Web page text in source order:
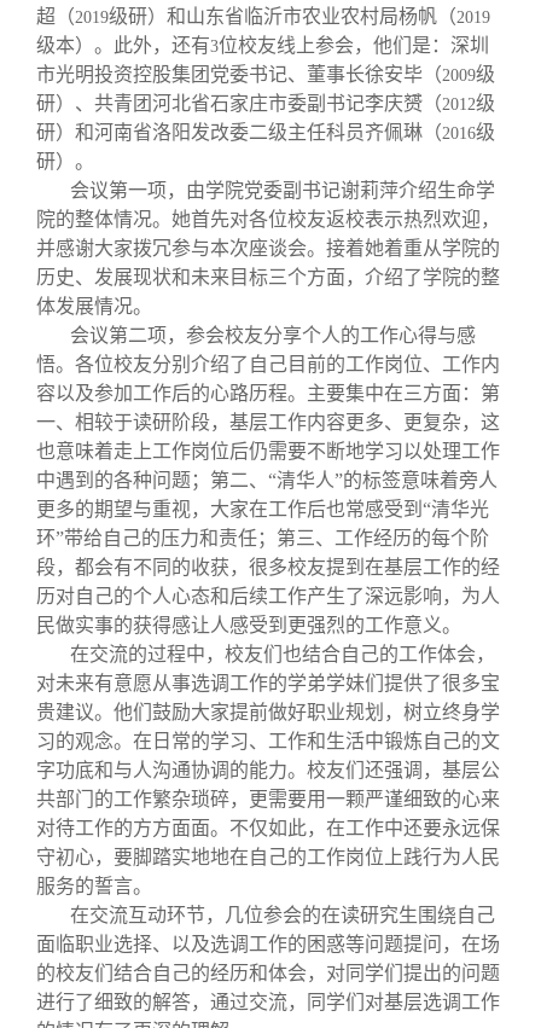
超（2019级研）和山东省临沂市农业农村局杨帆（2019
级本）。此外，还有3位校友线上参会，他们是：深圳
市光明投资控股集团党委书记、董事长徐安毕（2009级
研）、共青团河北省石家庄市委副书记李庆赟（2012级
研）和河南省洛阳发改委二级主任科员齐佩琳（2016级
研）。
会议第一项，由学院党委副书记谢莉萍介绍生命学
院的整体情况。她首先对各位校友返校表示热烈欢迎，
并感谢大家拨冗参与本次座谈会。接着她着重从学院的
历史、发展现状和未来目标三个方面，介绍了学院的整
体发展情况。
会议第二项，参会校友分享个人的工作心得与感
悟。各位校友分别介绍了自己目前的工作岗位、工作内
容以及参加工作后的心路历程。主要集中在三方面：第
一、相较于读研阶段，基层工作内容更多、更复杂，这
也意味着走上工作岗位后仍需要不断地学习以处理工作
中遇到的各种问题；第二、“清华人”的标签意味着旁人
更多的期望与重视，大家在工作后也常感受到“清华光
环”带给自己的压力和责任；第三、工作经历的每个阶
段，都会有不同的收获，很多校友提到在基层工作的经
历对自己的个人心态和后续工作产生了深远影响，为人
民做实事的获得感让人感受到更强烈的工作意义。
在交流的过程中，校友们也结合自己的工作体会，
对未来有意愿从事选调工作的学弟学妹们提供了很多宝
贵建议。他们鼓励大家提前做好职业规划，树立终身学
习的观念。在日常的学习、工作和生活中锻炼自己的文
字功底和与人沟通协调的能力。校友们还强调，基层公
共部门的工作繁杂琐碎，更需要用一颗严谨细致的心来
对待工作的方方面面。不仅如此，在工作中还要永远保
守初心，要脚踏实地地在自己的工作岗位上践行为人民
服务的誓言。
在交流互动环节，几位参会的在读研究生围绕自己
面临职业选择、以及选调工作的困惑等问题提问，在场
的校友们结合自己的经历和体会，对同学们提出的问题
进行了细致的解答，通过交流，同学们对基层选调工作